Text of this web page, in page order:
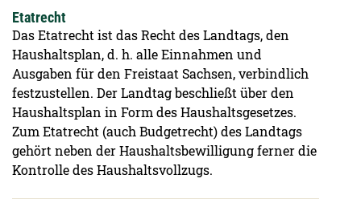
Etatrecht
Das Etatrecht ist das Recht des Landtags, den
Haushaltsplan, d. h. alle Einnahmen und
Ausgaben für den Freistaat Sachsen, verbindlich
festzustellen. Der Landtag beschließt über den
Haushaltsplan in Form des Haushaltsgesetzes.
Zum Etatrecht (auch Budgetrecht) des Landtags
gehört neben der Haushaltsbewilligung ferner die
Kontrolle des Haushaltsvollzugs.